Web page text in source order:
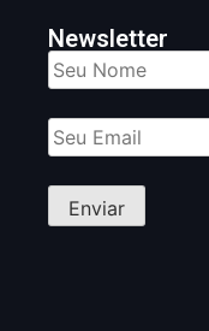
Newsletter